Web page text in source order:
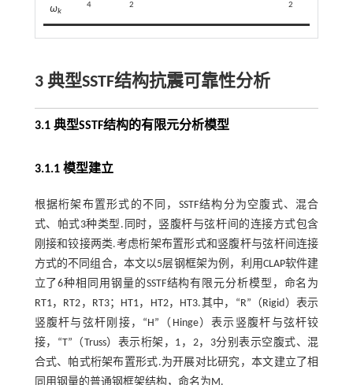
ωk
4
2
2
3 典型SSTF结构抗震可靠性分析
3.1 典型SSTF结构的有限元分析模型
3.1.1 模型建立
根据桁架布置形式的不同，SSTF结构分为空腹式、混合
式、帕式3种类型.同时，竖腹杆与弦杆间的连接方式包含
刚接和铰接两类.考虑桁架布置形式和竖腹杆与弦杆间连接
方式的不同组合，本文以5层钢框架为例，利用CLAP软件建
立了6种相同用钢量的SSTF结构有限元分析模型，命名为
RT1，RT2，RT3；HT1，HT2，HT3.其中，“R”（Rigid）表示
竖腹杆与弦杆刚接，“H”（Hinge）表示竖腹杆与弦杆铰
接，“T”（Truss）表示桁架，1，2，3分别表示空腹式、混
合式、帕式桁架布置形式.为开展对比研究，本文建立了相
同用钢量的普通钢框架结构，命名为M.